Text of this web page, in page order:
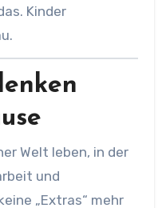
Kinder
Welt leben, in der
und
„Extras“ mehr